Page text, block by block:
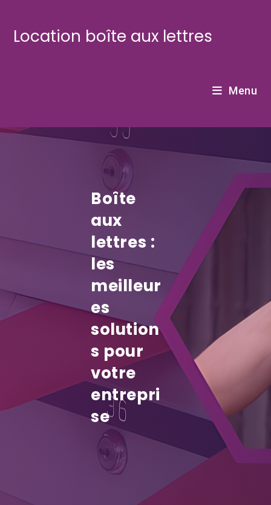
content
Location boîte aux lettres
Menu
Boîte
aux
lettres :
les
meilleur
es
solution
s pour
votre
entrepri
se